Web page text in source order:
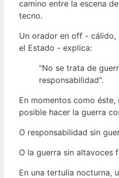
camino entre la escena
tecno.
Un orador en off - cálido,
el Estado - explica:
"No se trata de
responsabilidad".
En momentos como
posible hacer la guerra
O responsabilidad sin
O la guerra sin altavoces
En una tertulia nocturna,